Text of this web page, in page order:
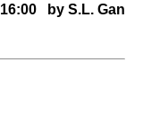
by S.L. Gan